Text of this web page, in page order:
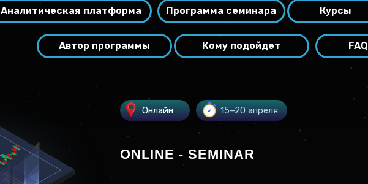
15–20 апреля
Онлайн
ONLINE - SEMINAR
Курсы
Аналитическая платформа
Автор программы Кому подойдет
Программа семинара
FAQ